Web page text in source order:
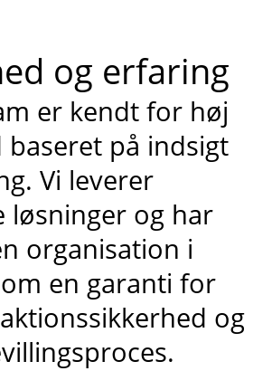
og erfaring
er kendt for høj
baseret på indsigt
Vi leverer
løsninger og har
organisation i
en garanti for
og